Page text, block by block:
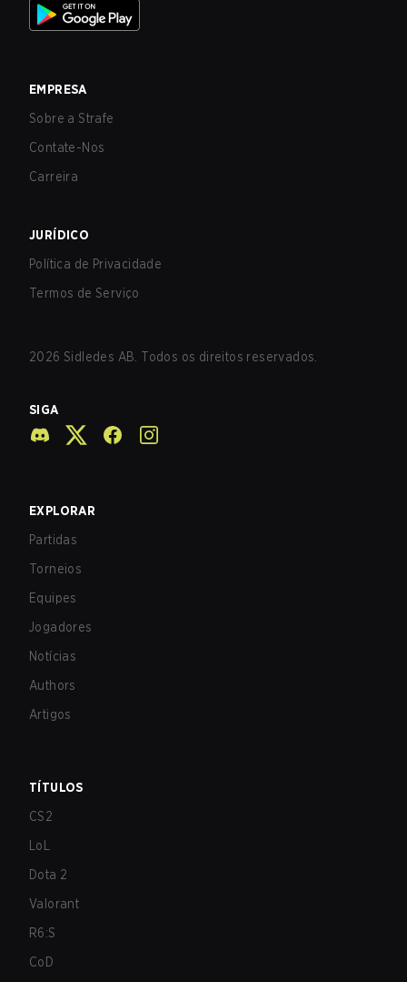
EMPRESA
Sobre a Strafe
Contate-Nos
Carreira
JURÍDICO
Política de Privacidade
Termos de Serviço
2026 Sidledes AB. Todos os direitos reservados.
SIGA
EXPLORAR
Partidas
Torneios
Equipes
Jogadores
Notícias
Authors
Artigos
TÍTULOS
CS2
LoL
Dota 2
Valorant
R6:S
CoD